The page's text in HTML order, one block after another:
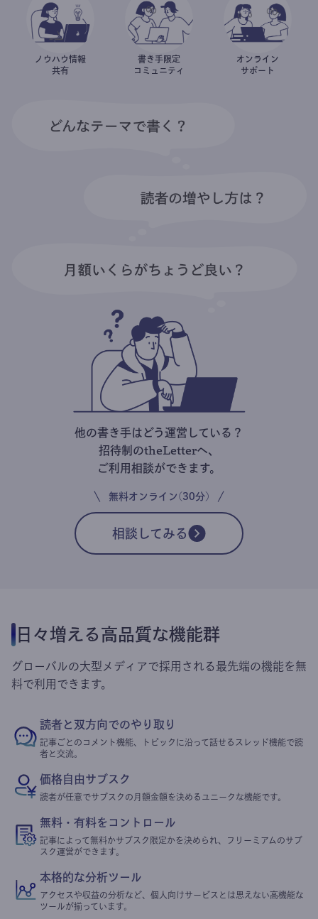
ノウハウ情報
共有
書き手限定
コミュニティ
オンライン
サポート
他の書き手はどう運営している？
招待制のtheLetterへ、
ご利用相談ができます。
無料オンライン(30分)
相談してみる
日々増える高品質な機能群
グローバルの大型メディアで採用される最先端の機能を無
料で利用できます。
読者と双方向でのやり取り
記事ごとのコメント機能、トピックに沿って話せるスレッド機能で読
者と交流。
価格自由サブスク
読者が任意でサブスクの月額金額を決めるユニークな機能です。
無料・有料をコントロール
記事によって無料かサブスク限定かを決められ、フリーミアムのサブ
スク運営ができます。
本格的な分析ツール
アクセスや収益の分析など、個人向けサービスとは思えない高機能な
ツールが揃っています。